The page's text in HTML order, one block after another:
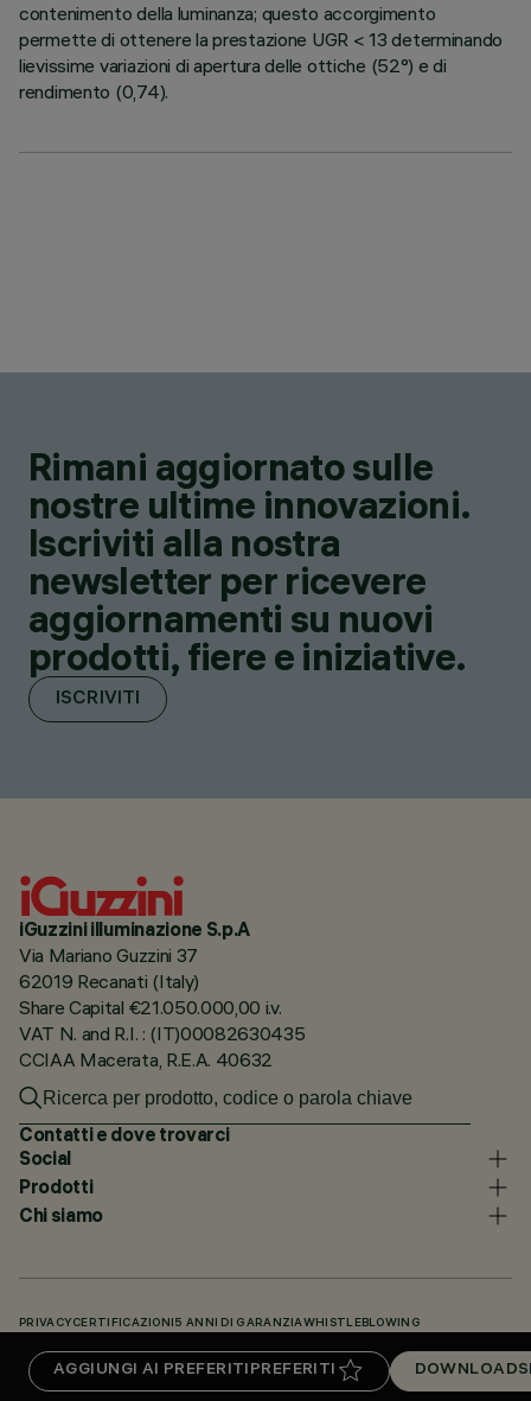
AGGIUNGI AI PREFERITI PREFERITI DOWNLOADS
contenimento della luminanza; questo accorgimento
permette di ottenere la prestazione UGR < 13 determinando
lievissime variazioni di apertura delle ottiche (52°) e di
rendimento (0,74).
Rimani aggiornato sulle
nostre ultime innovazioni.
Iscriviti alla nostra
newsletter per ricevere
aggiornamenti su nuovi
prodotti, fiere e iniziative.
ISCRIVITI
iGuzzini illuminazione S.p.A
Via Mariano Guzzini 37
62019 Recanati (Italy)
Share Capital €21.050.000,00 i.v.
VAT N. and R.I. : (IT)00082630435
CCIAA Macerata, R.E.A. 40632
Contatti e dove trovarci
Social
Prodotti
Chi siamo
PRIVACY CERTIFICAZIONI 5 ANNI DI GARANZIAWHISTLEBLOWING
KNOWLEDGE BASE (LOGIN NECESSARIO)DOWNLOADS